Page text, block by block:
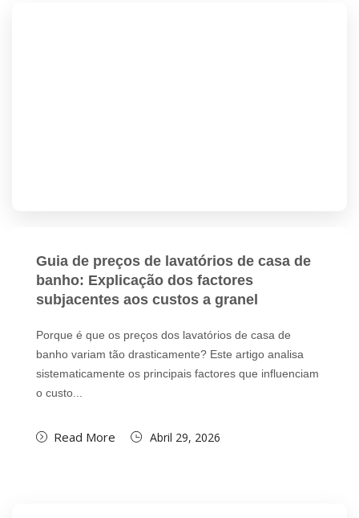
Guia de preços de lavatórios de casa de
banho: Explicação dos factores
subjacentes aos custos a granel
Porque é que os preços dos lavatórios de casa de
banho variam tão drasticamente? Este artigo analisa
sistematicamente os principais factores que influenciam
o custo...
Read More Abril 29, 2026